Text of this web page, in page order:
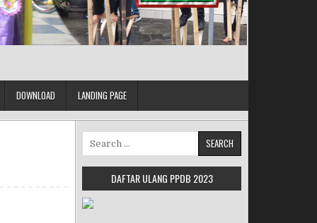
DOWNLOAD LANDING PAGE
Search for:
DAFTAR ULANG PPDB 2023